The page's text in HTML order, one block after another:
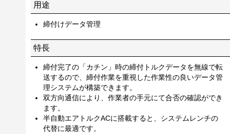
用途
締付けデータ管理
特長
締付完了の「カチン」時の締付トルクデータを無線で転
送するので、締付作業を重視した作業性の良いデータ管
理システムが構築できます。
双方向通信により、作業者の手元にて合否の確認ができ
ます。
半自動エアトルクACに搭載すると、システムレンチの
代替に最適です。